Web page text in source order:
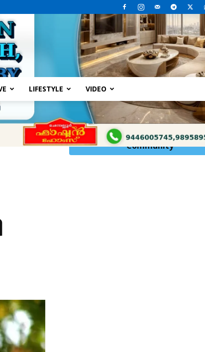
LIFESTYLE VIDEO
ഒമ്പത് പേര്‍ പിടിയിലായി
Click Here toJoinWhatsApp
Community